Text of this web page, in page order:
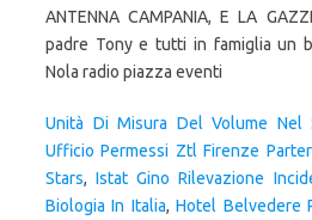
ANTENNA CAMPANIA, E LA
padre Tony e tutti in famiglia un
Nola radio piazza eventi
Unità Di Misura Del Volume Nel
Ufficio Permessi Ztl Firenze
Stars,Istat Gino Rilevazione
Biologia In Italia,Hotel Belvedere